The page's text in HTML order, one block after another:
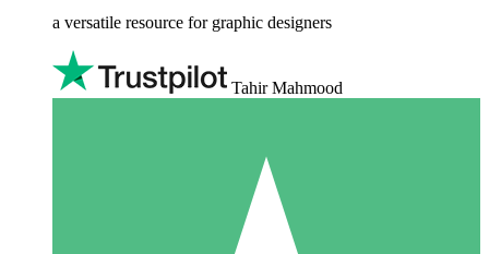
a versatile resource for graphic designers
Tahir Mahmood